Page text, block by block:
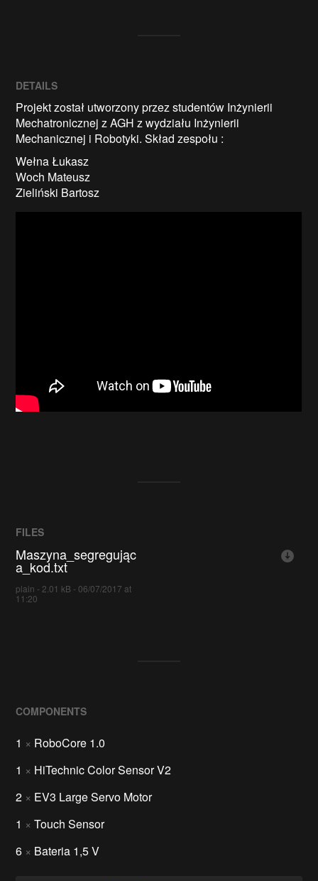
DETAILS
Projekt został utworzony przez studentów Inżynierii
Mechatronicznej z AGH z wydziału Inżynierii
Mechanicznej i Robotyki. Skład zespołu :
Wełna Łukasz
Woch Mateusz
Zieliński Bartosz
FILES
Maszyna_segregując
a_kod.txt
plain - 2.01 kB - 06/07/2017 at
11:20
COMPONENTS
1 × RoboCore 1.0
1 × HiTechnic Color Sensor V2
2 × EV3 Large Servo Motor
1 × Touch Sensor
6 × Bateria 1,5 V